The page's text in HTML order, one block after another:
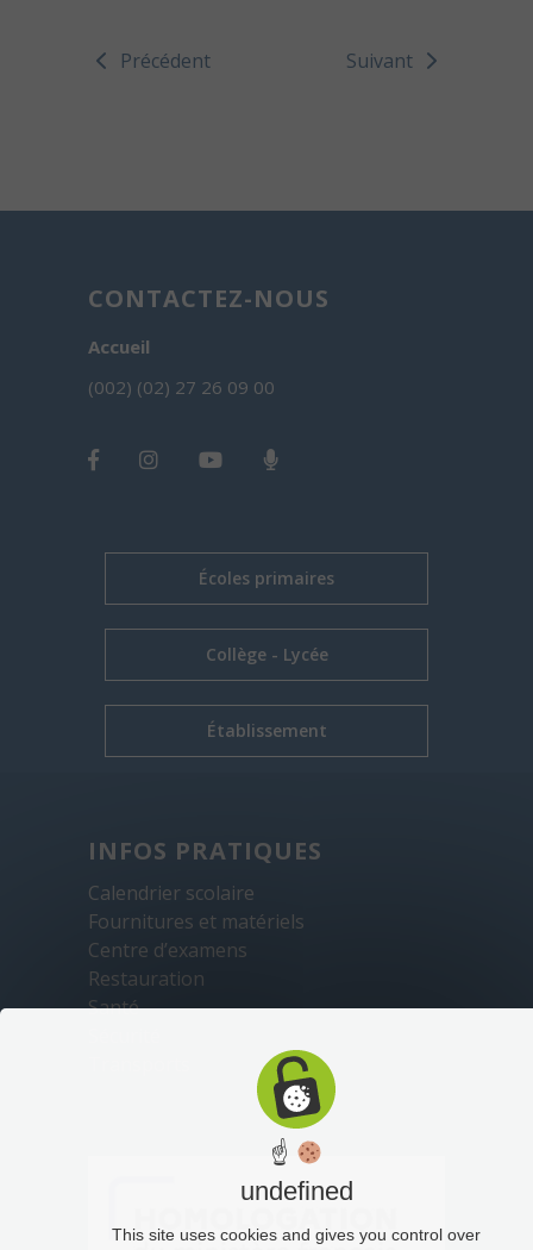
Précédent Suivant
CONTACTEZ-NOUS
Accueil
(002) (02) 27 26 09 00
Écoles primaires
Collège - Lycée
Établissement
INFOS PRATIQUES
Calendrier scolaire
Fournitures et matériels
Centre d’examens
Restauration
Santé
☝
undefined
This site uses cookies and gives you control over